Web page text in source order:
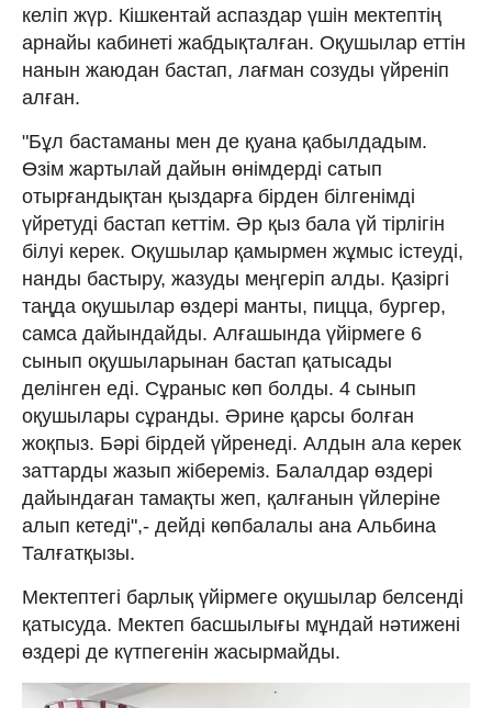
келіп жүр. Кішкентай аспаздар үшін мектептің
арнайы кабинеті жабдықталған. Оқушылар еттін
нанын жаюдан бастап, лағман созуды үйреніп
алған.
"Бұл бастаманы мен де қуана қабылдадым.
Өзім жартылай дайын өнімдерді сатып
отырғандықтан қыздарға бірден білгенімді
үйретуді бастап кеттім. Әр қыз бала үй тірлігін
білуі керек. Оқушылар қамырмен жұмыс істеуді,
нанды бастыру, жазуды меңгеріп алды. Қазіргі
таңда оқушылар өздері манты, пицца, бургер,
самса дайындайды. Алғашында үйірмеге 6
сынып оқушыларынан бастап қатысады
делінген еді. Сұраныс көп болды. 4 сынып
оқушылары сұранды. Әрине қарсы болған
жоқпыз. Бәрі бірдей үйренеді. Алдын ала керек
заттарды жазып жібереміз. Балалдар өздері
дайындаған тамақты жеп, қалғанын үйлеріне
алып кетеді",- дейді көпбалалы ана Альбина
Талғатқызы.
Мектептегі барлық үйірмеге оқушылар белсенді
қатысуда. Мектеп басшылығы мұндай нәтижені
өздері де күтпегенін жасырмайды.